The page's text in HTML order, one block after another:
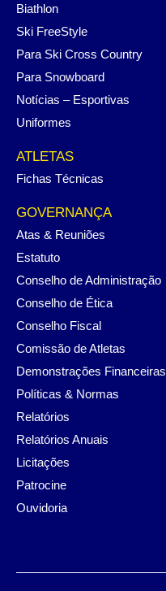
Biathlon
Ski FreeStyle
Para Ski Cross Country
Para Snowboard
Notícias – Esportivas
Uniformes
ATLETAS
Fichas Técnicas
GOVERNANÇA
Atas & Reuniões
Estatuto
Conselho de Administração
Conselho de Ética
Conselho Fiscal
Comissão de Atletas
Demonstrações Financeiras
Políticas & Normas
Relatórios
Relatórios Anuais
Licitações
Patrocine
Ouvidoria